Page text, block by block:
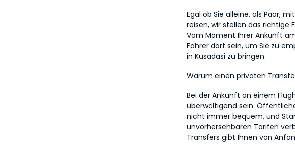
Egal ob Sie alleine, als Paar,
reisen, wir stellen das richtige
Vom Moment Ihrer Ankunft
Fahrer dort sein, um Sie zu
in Kusadasi zu bringen.
Warum einen privaten
Bei der Ankunft an einem
überwältigend sein.
nicht immer bequem, und
unvorhersehbaren Tarifen
Transfers gibt Ihnen von